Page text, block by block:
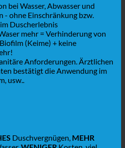
bei Wasser, Abwasser und
- ohne Einschränkung bzw.
Duscherlebnis
mehr = Verhinderung von
(Keime) + keine
Anforderungen. Ärztlichen
bestätigt die Anwendung im
usw..
Duschvergnügen, MEHR